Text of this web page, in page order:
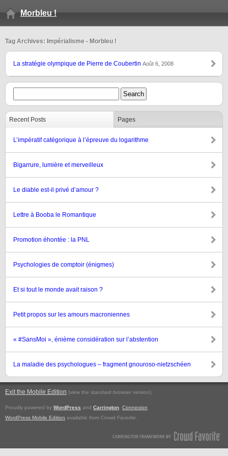
Morbleu !
Tag Archives: Impérialisme - Morbleu !
La stratégie olympique de Pierre de Coubertin Août 6, 2008
Recent Posts Pages
L’impératif catégorique à l’épreuve du logarithme
Bigarrure, lumière et merveilleux
Le diable est-il privé d’amour ?
Lettre à Booba le Romantique
Promotion éhontée : la PNL
Psychologies de comptoir (énigmes)
Et si tout le monde avait raison ?
Petit propos sur les amours macroniennes
« #SansMoi », énième considération sur l’abstention
La maladie des psychologues – fragment gnouroso-nietzschéen
Exit the Mobile Edition (view the standard browser version).
Proudly powered by WordPress and Carrington Connexion
WordPress Mobile Edition available from Crowd Favorite.